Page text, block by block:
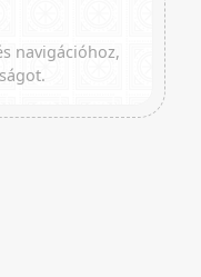
navigációhoz,